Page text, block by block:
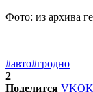
Фото: из архива
#авто#гродно
2
Поделится VK